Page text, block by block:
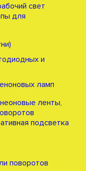
свет
для
и
ламп
ленты,
подсветка
поворотов